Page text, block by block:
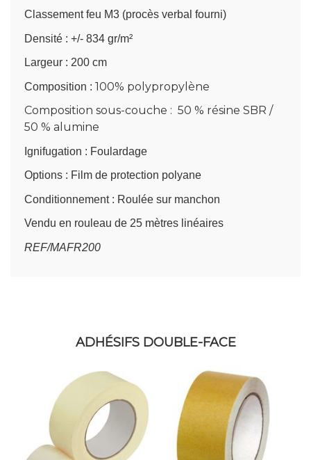
Classement feu M3 (procès verbal fourni)
Densité : +/- 834 gr/m²
Largeur : 200 cm
Composition : 100% polypropylène
Composition sous-couche : 50 % résine SBR /
50 % alumine
Ignifugation : Foulardage
Options : Film de protection polyane
Conditionnement : Roulée sur manchon
Vendu en rouleau de 25 mètres linéaires
REF/MAFR200
ADHÉSIFS DOUBLE-FACE